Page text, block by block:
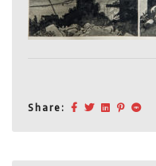
Share: